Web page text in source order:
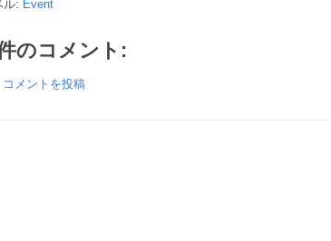
ル: Event
のコメント:
コメントを投稿